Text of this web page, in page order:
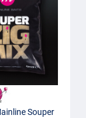
Souper